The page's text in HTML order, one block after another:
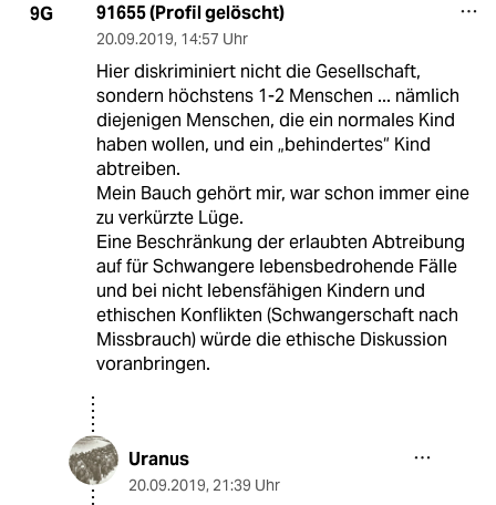
9G 91655 (Profil gelöscht)
20.09.2019, 14:57 Uhr
Hier diskriminiert nicht die Gesellschaft,
sondern höchstens 1-2 Menschen ... nämlich
diejenigen Menschen, die ein normales Kind
haben wollen, und ein „behindertes“ Kind
abtreiben.
Mein Bauch gehört mir, war schon immer eine
zu verkürzte Lüge.
Eine Beschränkung der erlaubten Abtreibung
auf für Schwangere lebensbedrohende Fälle
und bei nicht lebensfähigen Kindern und
ethischen Konflikten (Schwangerschaft nach
Missbrauch) würde die ethische Diskussion
voranbringen.
Uranus
20.09.2019, 21:39 Uhr